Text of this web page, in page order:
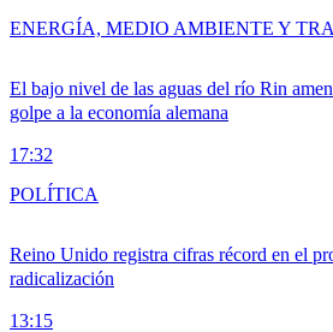
El bajo nivel de las aguas del río Rin
golpe a la economía alemana
17:32
ENERGÍA, MEDIO AMBIENTE Y
Reino Unido registra cifras récord en el
radicalización
13:15
POLÍTICA